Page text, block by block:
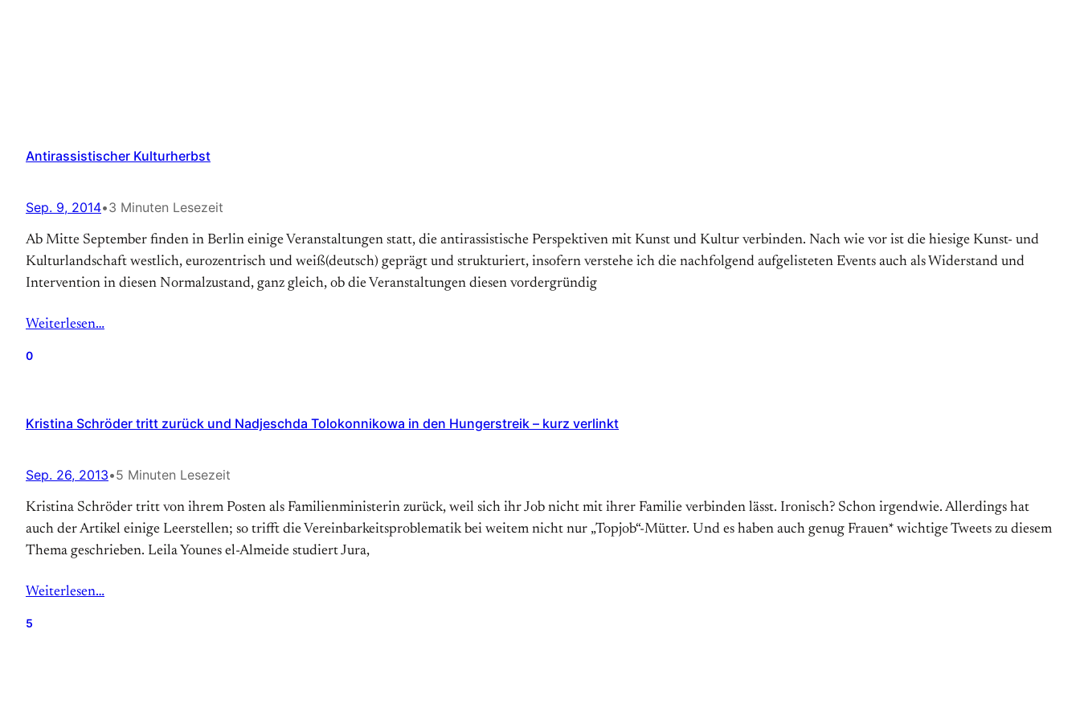
Antirassistischer Kulturherbst
Sep. 9, 2014•3 Minuten Lesezeit
Ab Mitte September finden in Berlin einige Veranstaltungen statt, die antirassistische Perspektiven mit Kunst und Kultur verbinden. Nach wie vor ist die hiesige Kunst- und
Kulturlandschaft westlich, eurozentrisch und weiß(deutsch) geprägt und strukturiert, insofern verstehe ich die nachfolgend aufgelisteten Events auch als Widerstand und
Intervention in diesen Normalzustand, ganz gleich, ob die Veranstaltungen diesen vordergründig
Weiterlesen…
0
Kristina Schröder tritt zurück und Nadjeschda Tolokonnikowa in den Hungerstreik – kurz verlinkt
Sep. 26, 2013•5 Minuten Lesezeit
Kristina Schröder tritt von ihrem Posten als Familienministerin zurück, weil sich ihr Job nicht mit ihrer Familie verbinden lässt. Ironisch? Schon irgendwie. Allerdings hat
auch der Artikel einige Leerstellen; so trifft die Vereinbarkeitsproblematik bei weitem nicht nur „Topjob“-Mütter. Und es haben auch genug Frauen* wichtige Tweets zu diesem
Thema geschrieben. Leila Younes el-Almeide studiert Jura,
Weiterlesen…
5